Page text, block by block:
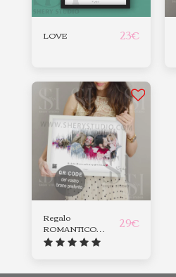
LOVE 23€
Regalo
ROMANTICO
Onda sonora
29€